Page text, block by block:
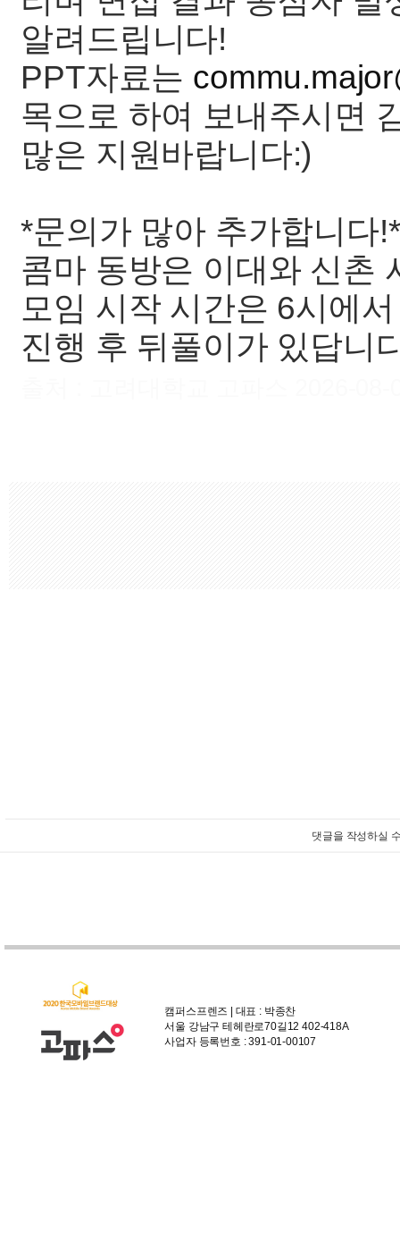
알려드립니다!
PPT자료는
목으로 하여 보내주시면
많은 지원바랍니다:)
*문의가 많아 추가합니다!*
콤마 동방은 이대와 신촌
모임 시작 시간은 6시에
진행 후 뒤풀이가 있답니
댓글을 작성하실
캠퍼스프렌즈 | 대표 : 박종찬
서울 강남구 테헤란로70길12 402-418A
사업자 등록번호 : 391-01-00107